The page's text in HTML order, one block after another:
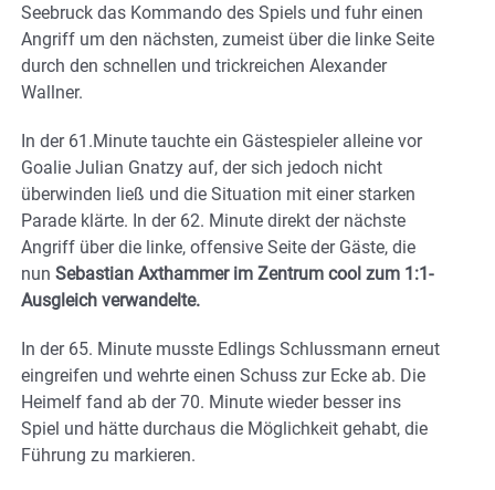
Seebruck das Kommando des Spiels und fuhr einen
Angriff um den nächsten, zumeist über die linke Seite
durch den schnellen und trickreichen Alexander
Wallner.
In der 61.Minute tauchte ein Gästespieler alleine vor
Goalie Julian Gnatzy auf, der sich jedoch nicht
überwinden ließ und die Situation mit einer starken
Parade klärte. In der 62. Minute direkt der nächste
Angriff über die linke, offensive Seite der Gäste, die
nun Sebastian Axthammer im Zentrum cool zum 1:1-
Ausgleich verwandelte.
In der 65. Minute musste Edlings Schlussmann erneut
eingreifen und wehrte einen Schuss zur Ecke ab. Die
Heimelf fand ab der 70. Minute wieder besser ins
Spiel und hätte durchaus die Möglichkeit gehabt, die
Führung zu markieren.